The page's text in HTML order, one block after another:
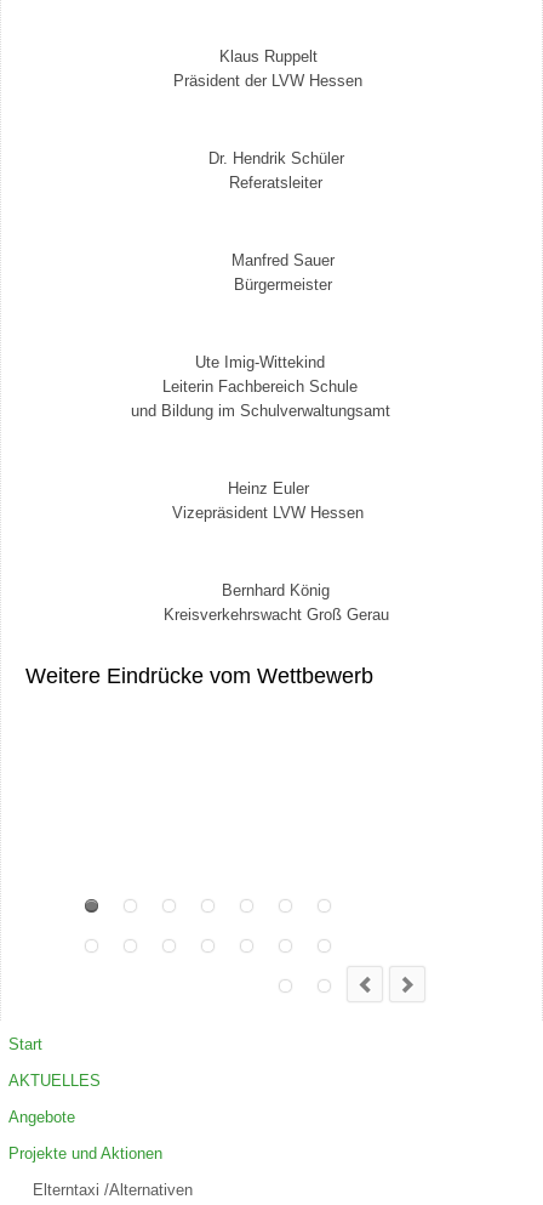
Klaus Ruppelt
Präsident der LVW Hessen
Dr. Hendrik Schüler
Referatsleiter
Manfred Sauer
Bürgermeister
Ute Imig-Wittekind
Leiterin Fachbereich Schule
und Bildung im Schulverwaltungsamt
Heinz Euler
Vizepräsident LVW Hessen
Bernhard König
Kreisverkehrswacht Groß Gerau
Weitere Eindrücke vom Wettbewerb
Start
AKTUELLES
Angebote
Projekte und Aktionen
Elterntaxi /Alternativen